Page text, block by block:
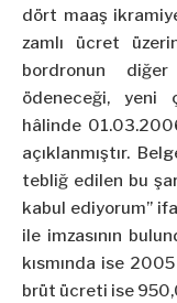
dört maaş
zamlı ücret
bordronun
ödeneceği, yeni
hâlinde
açıklanmıştır.
tebliğ edilen bu
kabul ediyorum”
ile imzasının
kısmında ise
brüt ücreti ise